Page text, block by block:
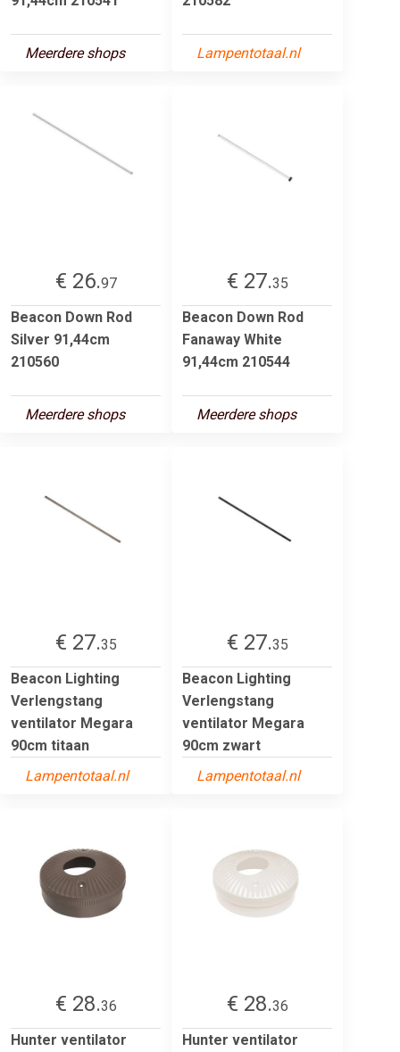
Meerdere shops Lampentotaal.nl
€ 26.97
Beacon Down Rod
Silver 91,44cm
210560
Meerdere shops
€ 27.35
Beacon Down Rod
Fanaway White
91,44cm 210544
Meerdere shops
€ 27.35
Beacon Lighting
Verlengstang
ventilator Megara
90cm titaan
Lampentotaal.nl
€ 27.35
Beacon Lighting
Verlengstang
ventilator Megara
90cm zwart
Lampentotaal.nl
€ 28.36
Hunter ventilator
€ 28.36
Hunter ventilator